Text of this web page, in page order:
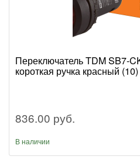
Переключатель TDM SB7-
короткая ручка красный (10)
836.00 руб.
В наличии